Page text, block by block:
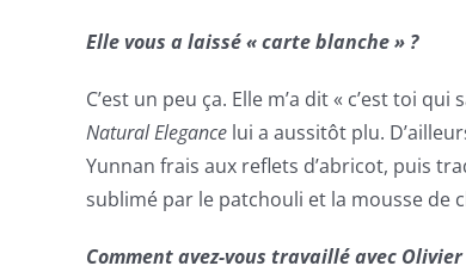
Elle vous a laissé « carte blanche » ?
C’est un peu ça. Elle m’a dit « c’est toi
Natural Elegancelui a aussitôt plu.
Yunnan frais aux reflets d’abricot, puis
sublimé par le patchouli et la mousse de
Comment avez-vous travaillé avec Olivier